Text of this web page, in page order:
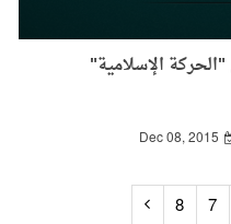
الإسلامية"
Dec 08, 2015
7
8